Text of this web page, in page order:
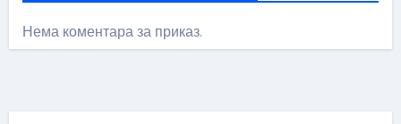
Нема коментара за приказ.